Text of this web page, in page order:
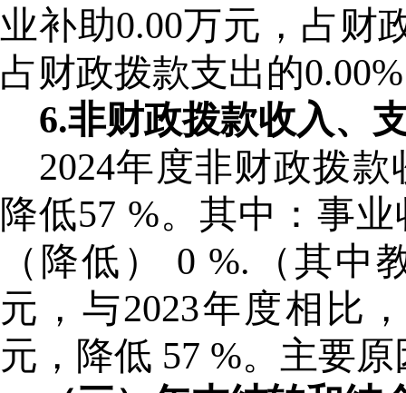
业补助0.00万元，占财
占财政拨款支出的
6.非财政拨款收入、
2024年度非财政拨
降低57 %。其中：事
（降低） 0 %.（其中
元，与2023年度相比
元，降低 57 %。主要